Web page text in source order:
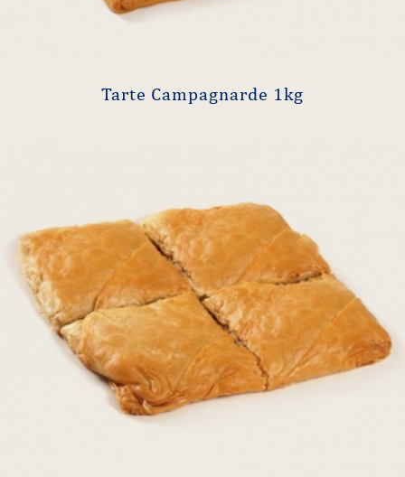
Tarte Campagnarde 1kg